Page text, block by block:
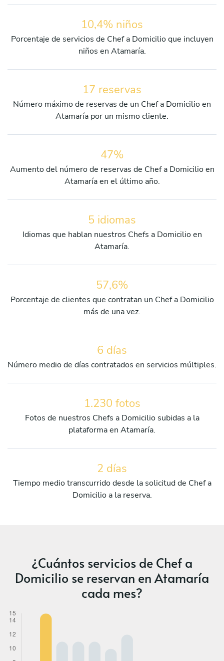
10,4% niños
Porcentaje de servicios de Chef a Domicilio que incluyen
niños en Atamaría.
17 reservas
Número máximo de reservas de un Chef a Domicilio en
Atamaría por un mismo cliente.
47%
Aumento del número de reservas de Chef a Domicilio en
Atamaría en el último año.
5 idiomas
Idiomas que hablan nuestros Chefs a Domicilio en
Atamaría.
57,6%
Porcentaje de clientes que contratan un Chef a Domicilio
más de una vez.
6 días
Número medio de días contratados en servicios múltiples.
1.230 fotos
Fotos de nuestros Chefs a Domicilio subidas a la
plataforma en Atamaría.
2 días
Tiempo medio transcurrido desde la solicitud de Chef a
Domicilio a la reserva.
¿Cuántos servicios de Chef a
Domicilio se reservan en Atamaría
cada mes?